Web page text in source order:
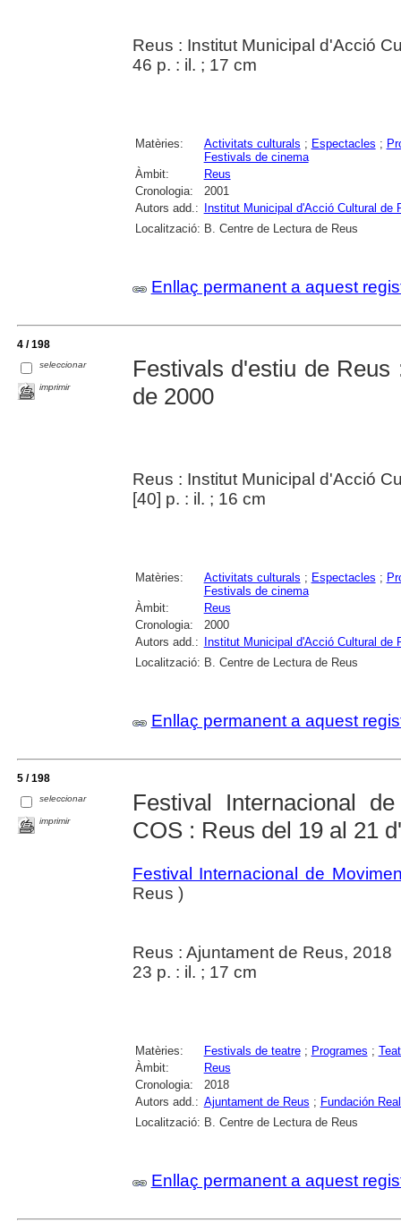
Reus : Institut Municipal d'Acció
46 p. : il. ; 17 cm
Matèries: Activitats culturals ; Espectacles ;
Festivals de cinema
Àmbit:
Reus
Cronologia:
2001
Autors add.:
Institut Municipal d'Acció Cultural de
Localització: B. Centre de Lectura de Reus
Enllaç permanent a aquest
4 / 198
seleccionar
imprimir
Festivals d'estiu de
de 2000
Reus : Institut Municipal d'Acció
[40] p. : il. ; 16 cm
Matèries: Activitats culturals ; Espectacles ;
Festivals de cinema
Àmbit:
Reus
Cronologia:
2000
Autors add.:
Institut Municipal d'Acció Cultural de
Localització: B. Centre de Lectura de Reus
Enllaç permanent a aquest
5 / 198
seleccionar
imprimir
Festival Internacional
COS : Reus del 19 al 21
Festival Internacional de
Reus )
Reus : Ajuntament de Reus, 2018
23 p. : il. ; 17 cm
Matèries: Festivals de teatre; Programes ;
Àmbit:
Reus
Cronologia:
2018
Autors add.: Ajuntament de Reus ; Fundación
Localització: B. Centre de Lectura de Reus
Enllaç permanent a aquest